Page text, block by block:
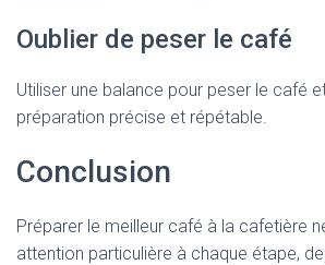
Oublier de peser le café
Utiliser une balance pour peser le café
préparation précise et répétable.
Conclusion
Préparer le meilleur café à la cafetière
attention particulière à chaque étape,